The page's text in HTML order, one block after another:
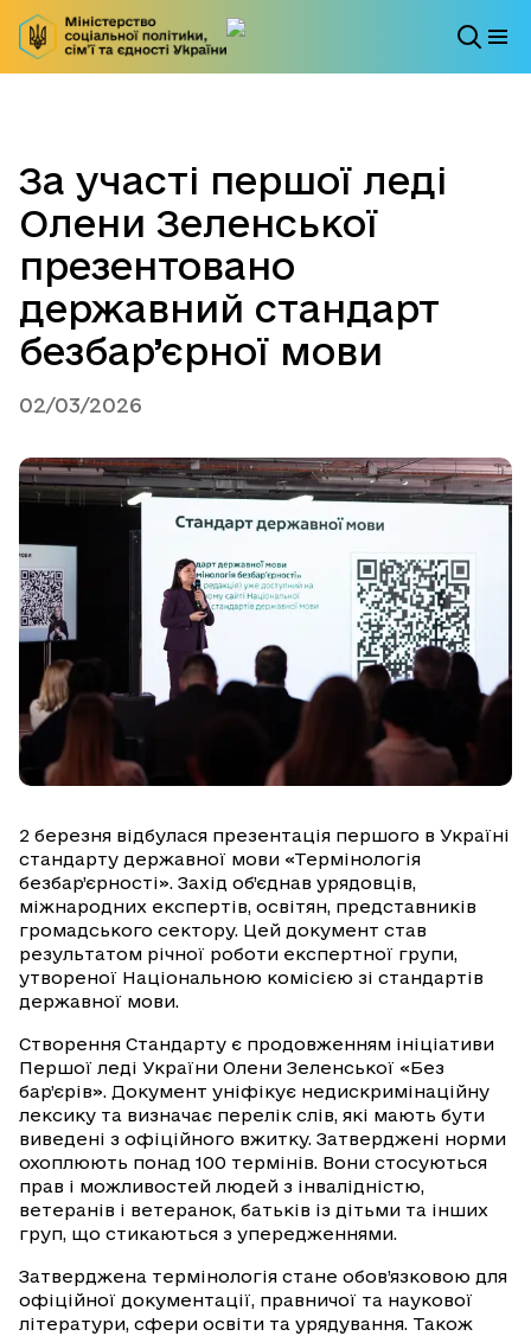
За участі першої леді
Олени Зеленської
презентовано
державний стандарт
безбар’єрної мови
02/03/2026
2 березня відбулася презентація першого в Україні
стандарту державної мови «Термінологія
безбар’єрності». Захід об’єднав урядовців,
міжнародних експертів, освітян, представників
громадського сектору. Цей документ став
результатом річної роботи експертної групи,
утвореної Національною комісією зі стандартів
державної мови.
Створення Стандарту є продовженням ініціативи
Першої леді України Олени Зеленської «Без
бар’єрів». Документ уніфікує недискримінаційну
лексику та визначає перелік слів, які мають бути
виведені з офіційного вжитку. Затверджені норми
охоплюють понад 100 термінів. Вони стосуються
прав і можливостей людей з інвалідністю,
ветеранів і ветеранок, батьків із дітьми та інших
груп, що стикаються з упередженнями.
Затверджена термінологія стане обов’язковою для
офіційної документації, правничої та наукової
літератури, сфери освіти та урядування. Також